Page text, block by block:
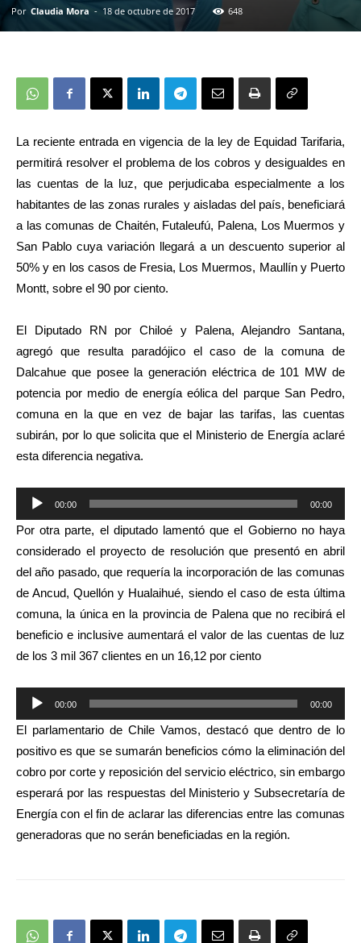
Por Claudia Mora - 18 de octubre de 2017 648
La reciente entrada en vigencia de la ley de Equidad Tarifaria,
permitirá resolver el problema de los cobros y desigualdes en
las cuentas de la luz, que perjudicaba especialmente a los
habitantes de las zonas rurales y aisladas del país, beneficiará
a las comunas de Chaitén, Futaleufú, Palena, Los Muermos y
San Pablo cuya variación llegará a un descuento superior al
50% y en los casos de Fresia, Los Muermos, Maullín y Puerto
Montt, sobre el 90 por ciento.
El Diputado RN por Chiloé y Palena, Alejandro Santana,
agregó que resulta paradójico el caso de la comuna de
Dalcahue que posee la generación eléctrica de 101 MW de
potencia por medio de energía eólica del parque San Pedro,
comuna en la que en vez de bajar las tarifas, las cuentas
subirán, por lo que solicita que el Ministerio de Energía aclaré
esta diferencia negativa.
Reproductor
de
audio
00:00 00:00
Por otra parte, el diputado lamentó que el Gobierno no haya
considerado el proyecto de resolución que presentó en abril
del año pasado, que requería la incorporación de las comunas
de Ancud, Quellón y Hualaihué, siendo el caso de esta última
comuna, la única en la provincia de Palena que no recibirá el
beneficio e inclusive aumentará el valor de las cuentas de luz
de los 3 mil 367 clientes en un 16,12 por ciento
Reproductor
de
audio
00:00 00:00
El parlamentario de Chile Vamos, destacó que dentro de lo
positivo es que se sumarán beneficios cómo la eliminación del
cobro por corte y reposición del servicio eléctrico, sin embargo
esperará por las respuestas del Ministerio y Subsecretaría de
Energía con el fin de aclarar las diferencias entre las comunas
generadoras que no serán beneficiadas en la región.